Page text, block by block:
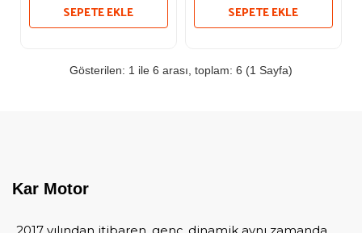
SEPETE EKLE
SEPETE EKLE
Gösterilen: 1 ile 6 arası, toplam: 6 (1 Sayfa)
Kar Motor